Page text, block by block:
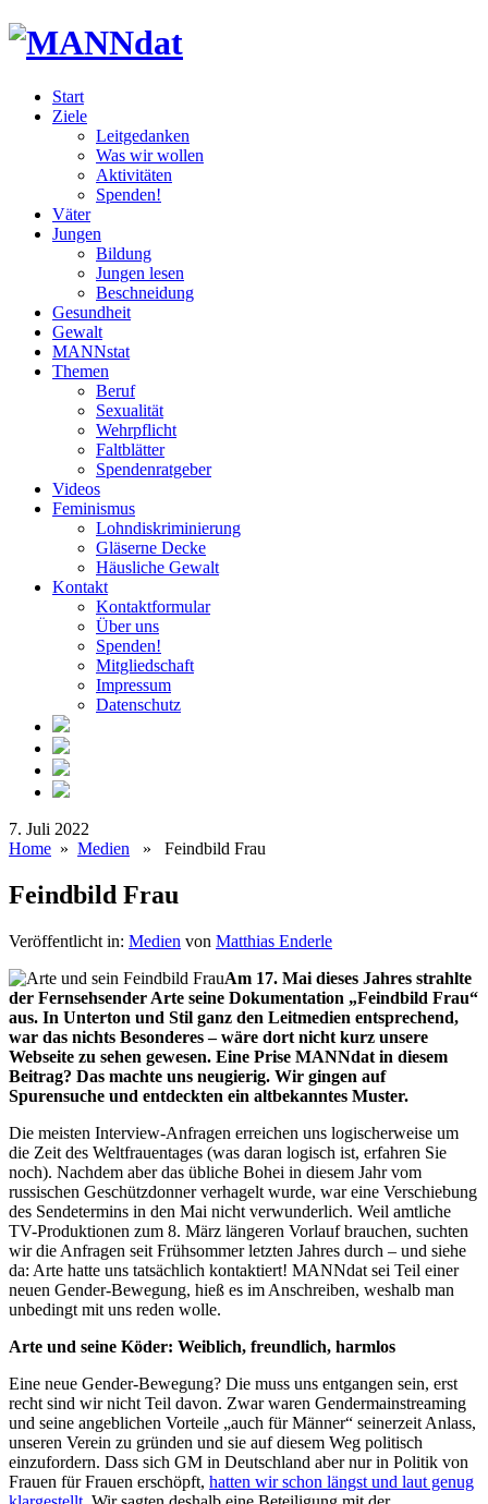
Start
Ziele
Leitgedanken
Was wir wollen
Aktivitäten
Spenden!
Väter
Jungen
Bildung
Jungen lesen
Beschneidung
Gesundheit
Gewalt
MANNstat
Themen
Beruf
Sexualität
Wehrpflicht
Faltblätter
Spendenratgeber
Videos
Feminismus
Lohndiskriminierung
Gläserne Decke
Häusliche Gewalt
Kontakt
Kontaktformular
Über uns
Spenden!
Mitgliedschaft
Impressum
Datenschutz
7. Juli 2022
Home » Medien » Feindbild Frau
Feindbild Frau
Veröffentlicht in: Medien von Matthias Enderle
Am 17. Mai dieses Jahres strahlte
der Fernsehsender Arte seine Dokumentation „Feindbild Frau“
aus. In Unterton und Stil ganz den Leitmedien entsprechend,
war das nichts Besonderes – wäre dort nicht kurz unsere
Webseite zu sehen gewesen. Eine Prise MANNdat in diesem
Beitrag? Das machte uns neugierig. Wir gingen auf
Spurensuche und entdeckten ein altbekanntes Muster.
Die meisten Interview-Anfragen erreichen uns logischerweise um
die Zeit des Weltfrauentages (was daran logisch ist, erfahren Sie
noch). Nachdem aber das übliche Bohei in diesem Jahr vom
russischen Geschützdonner verhagelt wurde, war eine Verschiebung
des Sendetermins in den Mai nicht verwunderlich. Weil amtliche
TV-Produktionen zum 8. März längeren Vorlauf brauchen, suchten
wir die Anfragen seit Frühsommer letzten Jahres durch – und siehe
da: Arte hatte uns tatsächlich kontaktiert! MANNdat sei Teil einer
neuen Gender-Bewegung, hieß es im Anschreiben, weshalb man
unbedingt mit uns reden wolle.
Arte und seine Köder: Weiblich, freundlich, harmlos
Eine neue Gender-Bewegung? Die muss uns entgangen sein, erst
recht sind wir nicht Teil davon. Zwar waren Gendermainstreaming
und seine angeblichen Vorteile „auch für Männer“ seinerzeit Anlass,
unseren Verein zu gründen und sie auf diesem Weg politisch
einzufordern. Dass sich GM in Deutschland aber nur in Politik von
Frauen für Frauen erschöpft, hatten wir schon längst und laut genug